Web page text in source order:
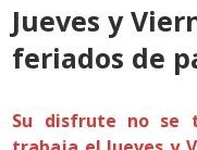
Jueves y
feriados de
Su disfrute no se